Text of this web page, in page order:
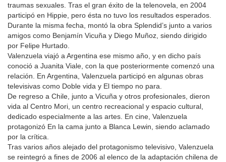
traumas sexuales. Tras el gran éxito de la telenovela, en 2004
participó en Hippie, pero ésta no tuvo los resultados esperados.
Durante la misma fecha, montó la obra Splendid’s junto a varios
amigos como Benjamín Vicuña y Diego Muñoz, siendo dirigido
por Felipe Hurtado.
Valenzuela viajó a Argentina ese mismo año, y en dicho país
conoció a Juanita Viale, con la que posteriormente comenzó una
relación. En Argentina, Valenzuela participó en algunas obras
televisivas como Doble vida y El tiempo no para.
De regreso a Chile, junto a Vicuña y otros profesionales, dieron
vida al Centro Mori, un centro recreacional y espacio cultural,
dedicado especialmente a las artes. En cine, Valenzuela
protagonizó En la cama junto a Blanca Lewin, siendo aclamado
por la crítica.
Tras varios años alejado del protagonismo televisivo, Valenzuela
se reintegró a fines de 2006 al elenco de la adaptación chilena de